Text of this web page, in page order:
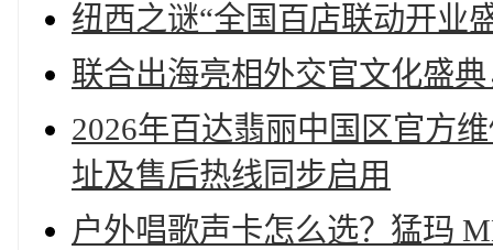
纽西之谜“全国百店联动开业
联合出海亮相外交官文化盛
2026年百达翡丽中国区官方
址及售后热线同步启用
户外唱歌声卡怎么选？猛玛